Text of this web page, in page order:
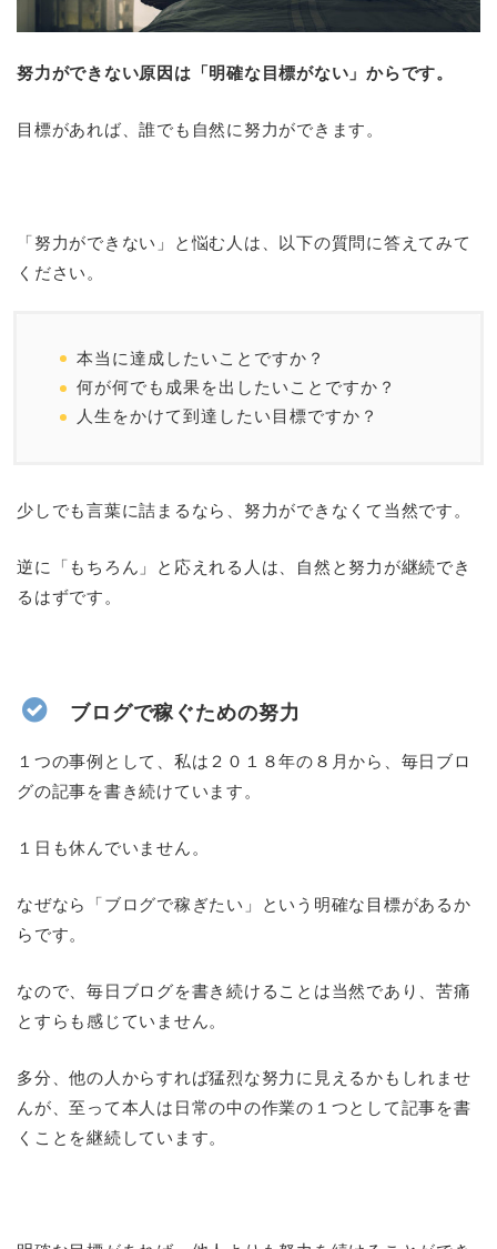
努力ができない原因は「明確な目標がない」からです。
目標があれば、誰でも自然に努力ができます。
「努力ができない」と悩む人は、以下の質問に答えてみて
ください。
本当に達成したいことですか？
何が何でも成果を出したいことですか？
人生をかけて到達したい目標ですか？
少しでも言葉に詰まるなら、努力ができなくて当然です。
逆に「もちろん」と応えれる人は、自然と努力が継続でき
るはずです。
ブログで稼ぐための努力
１つの事例として、私は２０１８年の８月から、毎日ブロ
グの記事を書き続けています。
１日も休んでいません。
なぜなら「ブログで稼ぎたい」という明確な目標があるか
らです。
なので、毎日ブログを書き続けることは当然であり、苦痛
とすらも感じていません。
多分、他の人からすれば猛烈な努力に見えるかもしれませ
んが、至って本人は日常の中の作業の１つとして記事を書
くことを継続しています。